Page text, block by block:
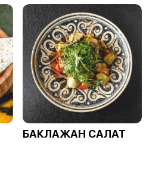
БАКЛАЖАН САЛАТ